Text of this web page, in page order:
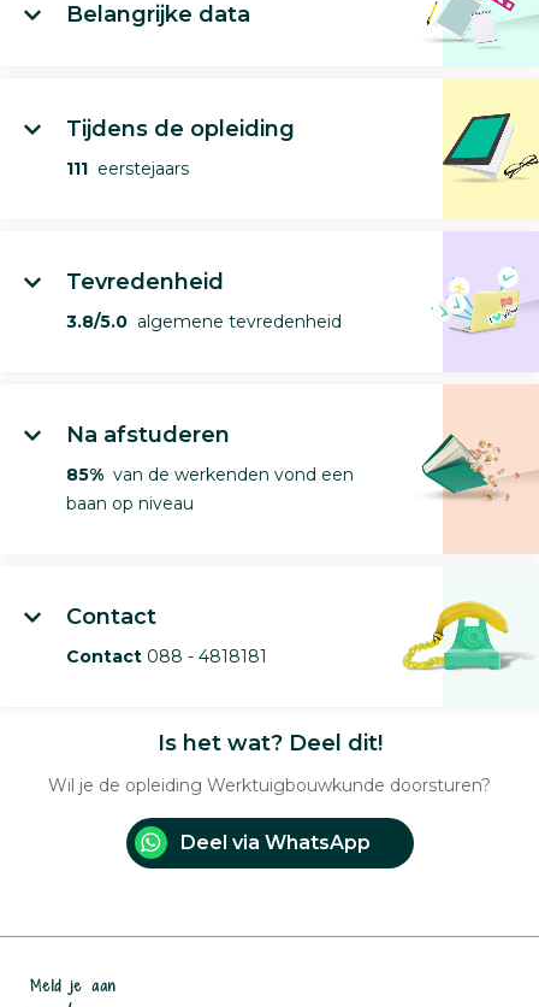
Belangrijke data
Tijdens de opleiding
111 eerstejaars
Tevredenheid
3.8/5.0 algemene tevredenheid
Na afstuderen
85% van de werkenden vond een
baan op niveau
Contact
Contact 088 - 4818181
Is het wat? Deel dit!
Wil je de opleiding Werktuigbouwkunde doorsturen?
Deel via WhatsApp
Meld je aan